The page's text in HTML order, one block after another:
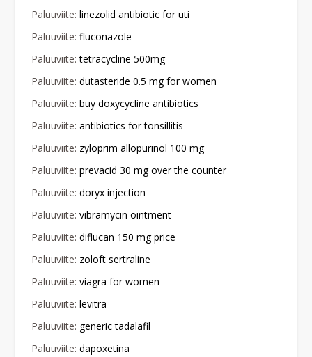
Paluuviite: linezolid antibiotic for uti
Paluuviite: fluconazole
Paluuviite:tetracycline 500mg
Paluuviite: dutasteride 0.5 mg for women
Paluuviite: buy doxycycline antibiotics
Paluuviite: antibiotics for tonsillitis
Paluuviite: zyloprim allopurinol 100 mg
Paluuviite: prevacid 30 mg over the counter
Paluuviite: doryx injection
Paluuviite: vibramycin ointment
Paluuviite: diflucan 150 mg price
Paluuviite: zoloft sertraline
Paluuviite: viagra for women
Paluuviite: levitra
Paluuviite: generic tadalafil
Paluuviite: dapoxetina